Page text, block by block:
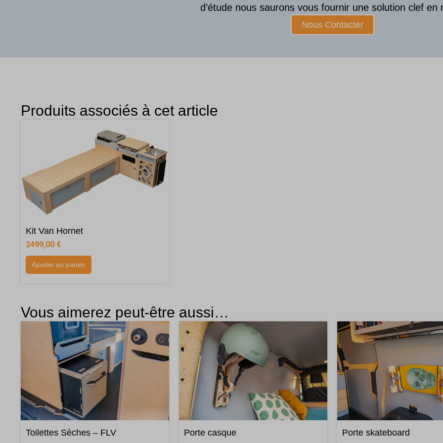
d’étude nous saurons vous fournir une solution clef en
Nous Contacter
Produits associés à cet article
Kit Van Hornet
2499,00 €
Ajouter au panier
Vous aimerez peut-être aussi…
Toilettes Sèches – FLV Porte casque Porte skateboard